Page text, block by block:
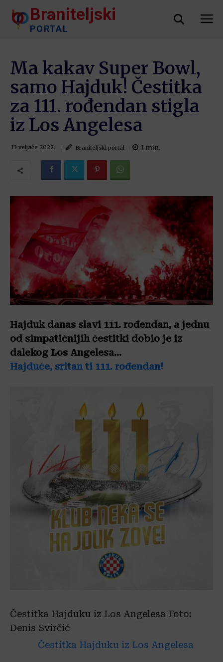
Braniteljski
PORTAL
Ma kakav Super Bowl,
samo Hajduk! Čestitka
za 111. rođendan stigla
iz Los Angelesa
13 veljače 2022. Braniteljski portal 1 min.
Hajduk danas slavi 111. rođendan, a jednu
od simpatičnijih čestitki dobio je iz
dalekog Los Angelesa…
Hajduče, sritan ti 111. rođendan!
Čestitka Hajduku iz Los Angelesa Foto:
Denis Svirčić